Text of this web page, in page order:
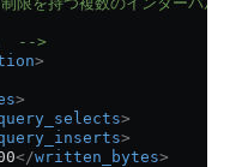
-->
>
>
>
>
</written_bytes>